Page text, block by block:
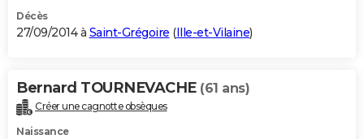
Décès
27/09/2014 à Saint-Grégoire (Ille-et-Vilaine)
Bernard TOURNEVACHE (61 ans)
Créer une cagnotte obsèques
Naissance